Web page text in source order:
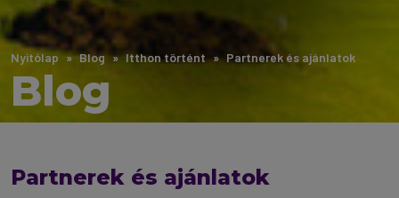
Nyitólap Blog Itthon történt Partnerek és ajánlatok
Blog
Partnerek és ajánlatok